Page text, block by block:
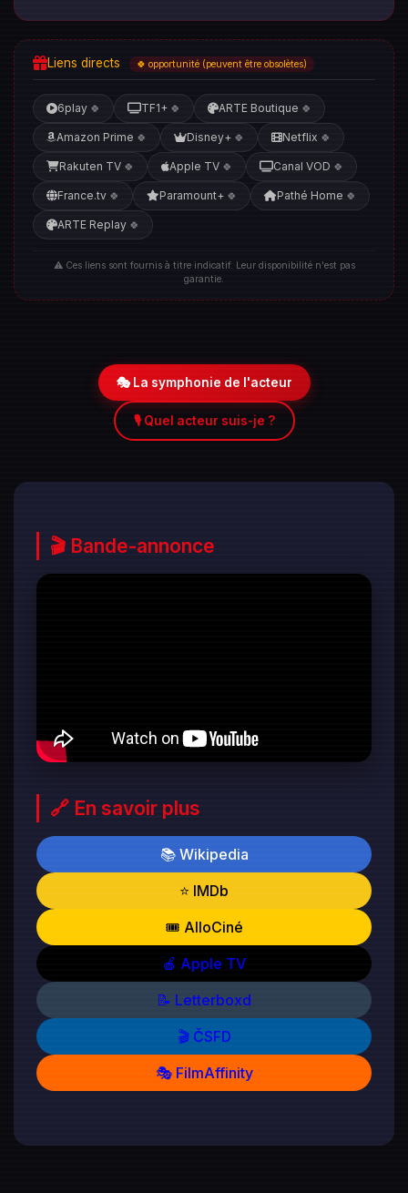
Liens directs 🍀 opportunité (peuvent être obsolètes)
6play 🍀 TF1+ 🍀 ARTE Boutique 🍀
Amazon Prime 🍀 Disney+ 🍀 Netflix 🍀
Rakuten TV 🍀 Apple TV 🍀 Canal VOD 🍀
France.tv 🍀 Paramount+ 🍀 Pathé Home 🍀
ARTE Replay 🍀
⚠️ Ces liens sont fournis à titre indicatif. Leur disponibilité n'est pas
garantie.
🎭 La symphonie de l'acteur
🎙️ Quel acteur suis-je ?
🎬 Bande-annonce
🔗 En savoir plus
📚 Wikipedia
⭐ IMDb
🎟️ AlloCiné
🍎 Apple TV
📝 Letterboxd
🎬 ČSFD
🎭 FilmAffinity